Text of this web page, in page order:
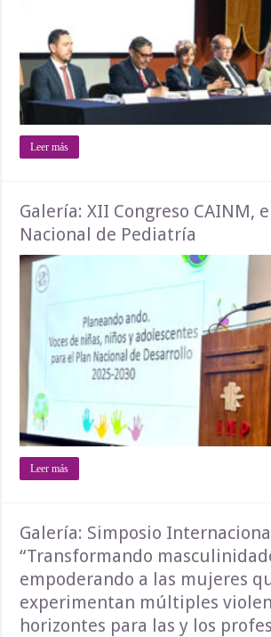
Leer más
Galería: XII Congreso CAINM,
Nacional de Pediatría
Leer más
Galería: Simposio
“Transformando
empoderando a las mujeres
experimentan múltiples
horizontes para las y los